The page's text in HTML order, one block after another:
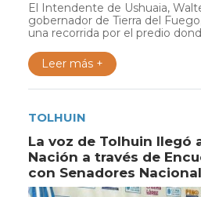
El Intendente de Ushuaia,
gobernador de Tierra del
una recorrida por el predio
Leer más +
TOLHUIN
La voz de Tolhuin llegó
Nación a través de
con Senadores